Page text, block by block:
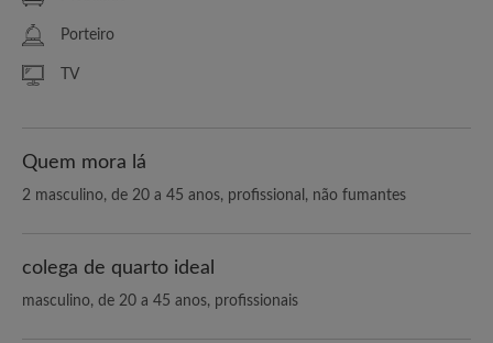
Porteiro
TV
Quem mora lá
2 masculino, de 20 a 45 anos, profissional, não fumantes
colega de quarto ideal
masculino, de 20 a 45 anos, profissionais